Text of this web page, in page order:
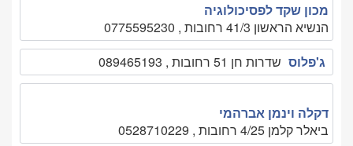
מכון שקד לפסיכולוגיה
הנשיא הראשון 41/3 רחובות , 0775595230
ג'פלוס שדרות חן 51 רחובות , 089465193
דקלה וינמן אברהמי
ביאלר קלמן 4/25 רחובות , 0528710229